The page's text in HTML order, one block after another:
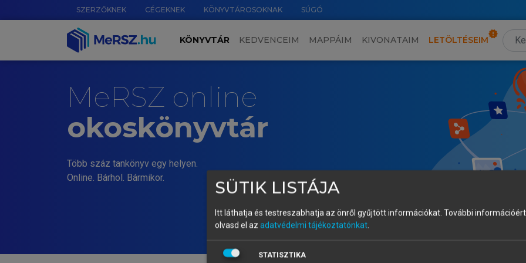
SZERZŐKNEK CÉGEKNEK KÖNYVTÁROSOKNAK SÚGÓ
KÖNYVTÁR KEDVENCEIM MAPPÁIM KIVONATAIM LETÖLTÉSEIM
MeRSZ online
okoskönyvtár
Több száz tankönyv egy helyen.
Online. Bárhol. Bármikor.
SÜTIK LISTÁJA
Itt láthatja és testreszabhatja az önről gyűjtött információkat. További
olvasd el az adatvédelmi tájékoztatónkat.
STATISZTIKA